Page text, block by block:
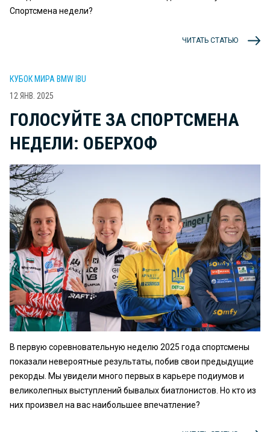
Спортсмена недели?
ЧИТАТЬ СТАТЬЮ
КУБОК МИРА BMW IBU
12 ЯНВ. 2025
ГОЛОСУЙТЕ ЗА СПОРТСМЕНА
НЕДЕЛИ: ОБЕРХОФ
В первую соревновательную неделю 2025 года спортсмены
показали невероятные результаты, побив свои предыдущие
рекорды. Мы увидели много первых в карьере подиумов и
великолепных выступлений бывалых биатлонистов. Но кто из
них произвел на вас наибольшее впечатление?